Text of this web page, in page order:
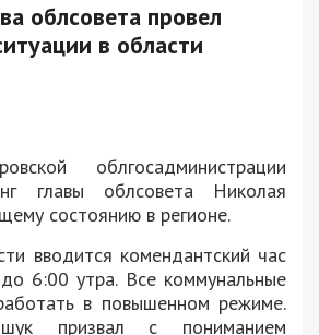
облсовета провел
в области
облгосадминистрации
главы облсовета Николая
состоянию в регионе.
вводится комендантский час
6:00 утра. Все коммунальные
в повышенном режиме.
призвал с пониманием